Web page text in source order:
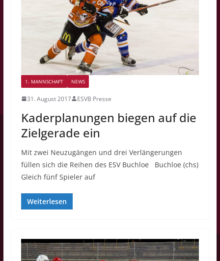
1. MANNSCHAFT NEWS
31. August 2017 ESVB Presse
Kaderplanungen biegen auf die
Zielgerade ein
Mit zwei Neuzugängen und drei Verlängerungen
füllen sich die Reihen des ESV Buchloe Buchloe (chs)
Gleich fünf Spieler auf
Weiterlesen